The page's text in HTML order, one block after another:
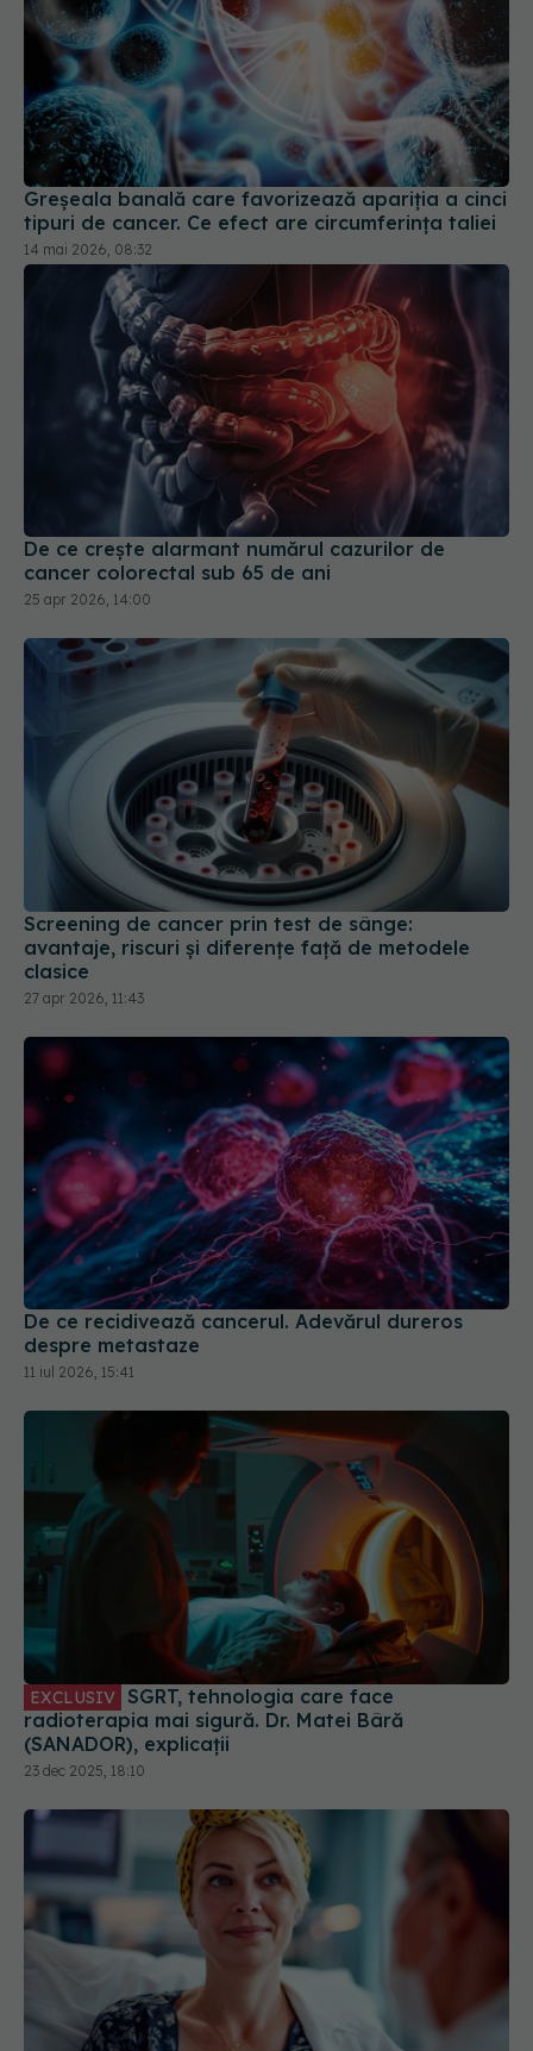
Greșeala banală care favorizează apariția a cinci
tipuri de cancer. Ce efect are circumferința taliei
14 mai 2026, 08:32
De ce crește alarmant numărul cazurilor de
cancer colorectal sub 65 de ani
25 apr 2026, 14:00
Screening de cancer prin test de sânge:
avantaje, riscuri și diferențe față de metodele
clasice
27 apr 2026, 11:43
De ce recidivează cancerul. Adevărul dureros
despre metastaze
11 iul 2026, 15:41
EXCLUSIV
radioterapia mai sigură. Dr. Matei Bâră
(SANADOR), explicații
23 dec 2025, 18:10